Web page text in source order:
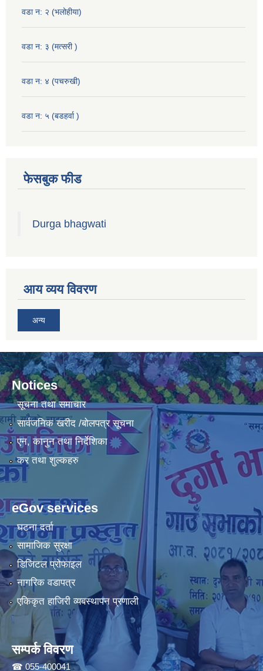
वडा न: २ (भलोहीया)
वडा न: ३ (मत्सरी )
वडा न: ४ (पचरुखी)
वडा न: ५ (बडहर्वा )
फेसबुक फीड
Durga bhagwati
आय व्यय विवरण
अन्य
Notices
सूचना तथा समाचार
सार्वजनिक खरीद /बोलपत्र सूचना
एन, कानुन तथा निर्देशिका
कर तथा शुल्कहरु
eGov services
घटना दर्ता
सामाजिक सुरक्षा
डिजिटल प्रोफाइल
नागरिक वडापत्र
एकिकृत हाजिरी व्यबस्थापन प्रणाली
सम्पर्क विवरण
☎ 055-400041